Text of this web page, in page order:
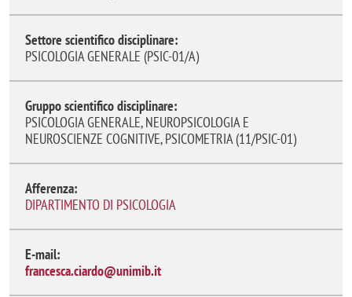
Settore scientifico disciplinare:
PSICOLOGIA GENERALE (PSIC-01/A)
Gruppo scientifico disciplinare:
PSICOLOGIA GENERALE, NEUROPSICOLOGIA E
NEUROSCIENZE COGNITIVE, PSICOMETRIA (11/PSIC-01)
Afferenza:
DIPARTIMENTO DI PSICOLOGIA
E-mail:
francesca.ciardo@unimib.it